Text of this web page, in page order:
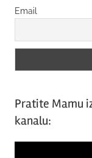
Email
Pratite Mamu
kanalu: